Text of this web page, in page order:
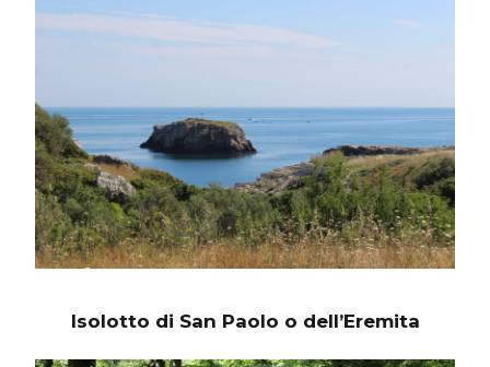
Isolotto di San Paolo o dell’Eremita